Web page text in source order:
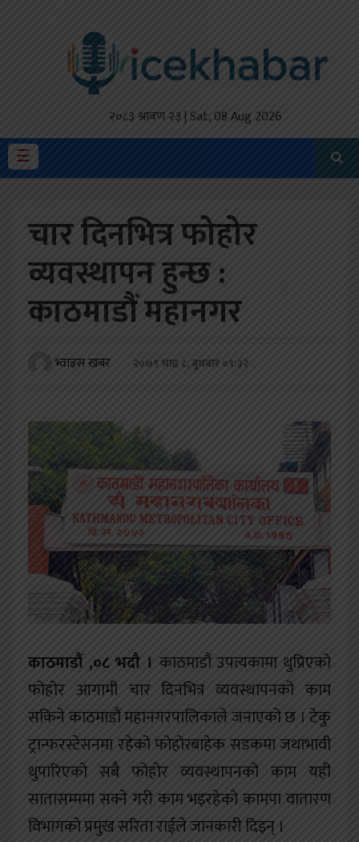
२०८३ श्रावण २३ | Sat, 08 Aug 2026
☰
मैथिली
प्रदेश
खेलकुद
अन्य
चार दिनभित्र फोहोर
व्यवस्थापन हुन्छ :
काठमाडौं महानगर
भ्वाइस खबर २०७९ भाद्र ८, बुधबार ०९:३२
काठमाडौं ,०८ भदौ । काठमाडौं उपत्यकामा थुप्रिएको
फोहोर आगामी चार दिनभित्र व्यवस्थापनको काम
सकिने काठमाडौं महानगरपालिकाले जनाएको छ । टेकु
ट्रान्फरस्टेसनमा रहेको फोहोरबाहेक सडकमा जथाभावी
थुपारिएको सबै फोहोर व्यवस्थापनको काम यही
सातासम्ममा सक्ने गरी काम भइरहेको कामपा वातारण
विभागको प्रमुख सरिता राईले जानकारी दिइन् ।